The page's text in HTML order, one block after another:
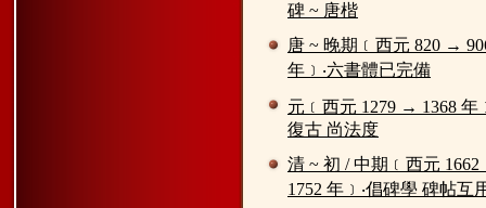
碑 ~ 唐楷
唐 ~ 晚期﹝西元 820 →
年﹞‧六書體已完備
元﹝西元 1279 → 1368 年
復古 尚法度
清 ~ 初 / 中期﹝西元
1752 年﹞‧倡碑學 碑帖互